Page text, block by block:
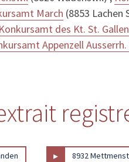
March (8853 Lachen
Konkursamt des Kt. St.
Appenzell
▸ 8932